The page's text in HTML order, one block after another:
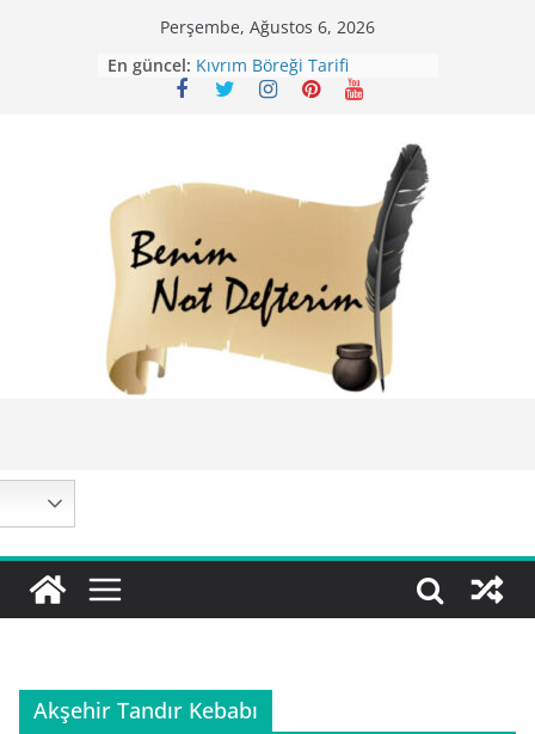
Perşembe, Ağustos 6, 2026
En güncel: Kıvrım Böreği Tarifi
Karabuğday Pilavı Tarifi
Akşehir Tandır Kebabı